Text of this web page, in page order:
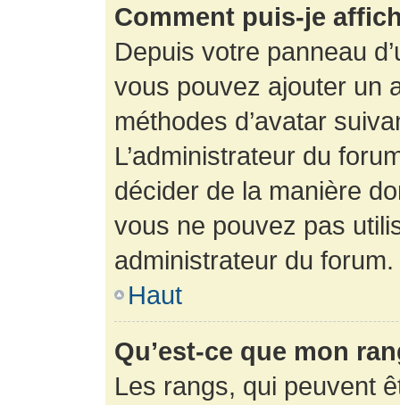
Comment puis-je
Depuis votre panneau
vous pouvez ajouter un
méthodes d’avatar
L’administrateur du
décider de la manière
vous ne pouvez pas
administrateur du forum.
Haut
Qu’est-ce que mon
Les rangs, qui peuvent